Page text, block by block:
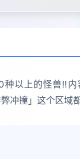
以上的怪兽!!
冲撞」这个区域